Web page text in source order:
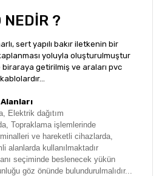
NEDİR ?
sert yapılı bakır iletkenin bir
yoluyla oluşturulmuştur
biraraya getirilmiş ve araları pvc
Elektrik dağıtım
Topraklama işlemlerinde
ve hareketli cihazlarda,
alanlardakullanılmaktadır
seçiminde beslenecek yükün
göz önünde bulundurulmalıdır...